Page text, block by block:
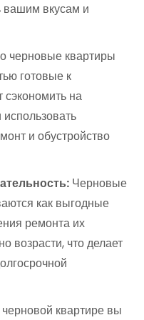
вашим вкусам и
черновые квартиры
готовые к
на
и обустройство
Черновые
как выгодные
ремонта их
возрасти, что делает
квартире вы